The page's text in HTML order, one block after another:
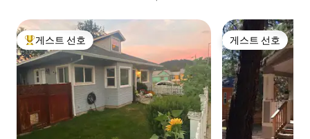
상위 게스트 선호
게스트 선호 게스트 선호
게스트 선호